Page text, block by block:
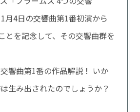
月4日の交響曲第1番初演から
とを記念して、その交響曲群を
響曲第1番の作品解説！ いか
生み出されたのでしょうか？